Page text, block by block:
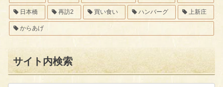
日本橋 再訪2 買い食い ハンバーグ 上新庄
からあげ
サイト内検索